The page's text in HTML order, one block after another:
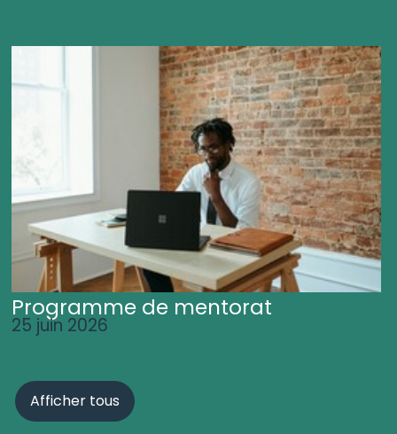
Programme de mentorat
25 juin 2026
Afficher tous